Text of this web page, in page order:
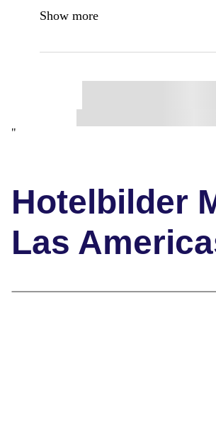
Show more
"
Hotelbilder
Las